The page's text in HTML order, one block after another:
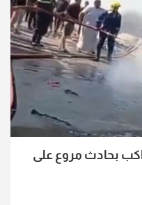
نجاة 8 من أصل 50 راكب بحادث مروع على